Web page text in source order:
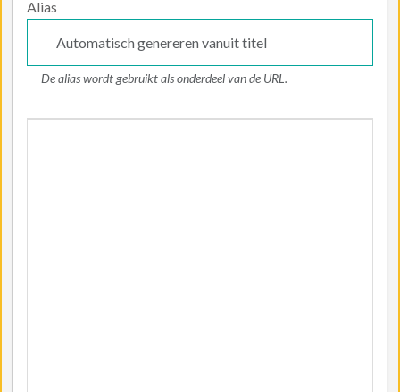
Alias
De alias wordt gebruikt als onderdeel van de URL.